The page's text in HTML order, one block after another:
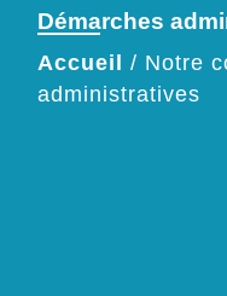
Démarches
Accueil / Notre
administratives